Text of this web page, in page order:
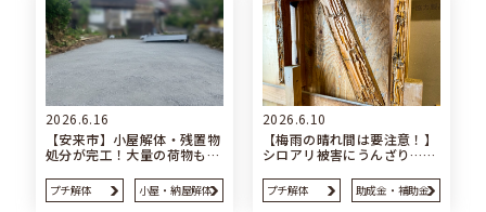
2026.6.16
【安来市】小屋解体・残置物
処分が完工！大量の荷物も…
プチ解体 小屋・納屋解体
2026.6.10
【梅雨の晴れ間は要注意！】
シロアリ被害にうんざり……
プチ解体 助成金・補助金